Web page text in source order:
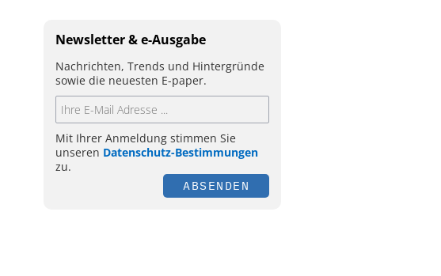
Newsletter & e-Ausgabe
Nachrichten, Trends und Hintergründe
sowie die neuesten E-paper.
Mit Ihrer Anmeldung stimmen Sie
unseren Datenschutz-Bestimmungen
zu.
ABSENDEN